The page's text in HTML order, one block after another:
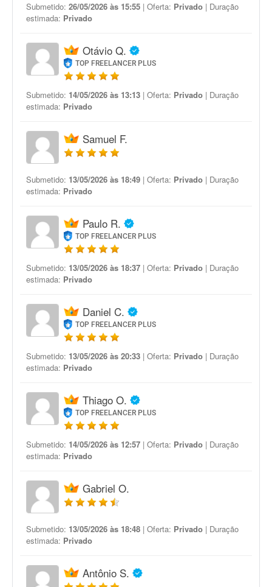
Submetido: 26/05/2026 às 15:55 | Oferta: Privado | Duração
estimada: Privado
Otávio Q.
TOP FREELANCER PLUS
Submetido: 14/05/2026 às 13:13 | Oferta: Privado | Duração
estimada: Privado
Samuel F.
Submetido: 13/05/2026 às 18:49 | Oferta: Privado | Duração
estimada: Privado
Paulo R.
TOP FREELANCER PLUS
Submetido: 13/05/2026 às 18:37 | Oferta: Privado | Duração
estimada: Privado
Daniel C.
TOP FREELANCER PLUS
Submetido: 13/05/2026 às 20:33 | Oferta: Privado | Duração
estimada: Privado
Thiago O.
TOP FREELANCER PLUS
Submetido: 14/05/2026 às 12:57 | Oferta: Privado | Duração
estimada: Privado
Gabriel O.
Submetido: 13/05/2026 às 18:48 | Oferta: Privado | Duração
estimada: Privado
Antônio S.